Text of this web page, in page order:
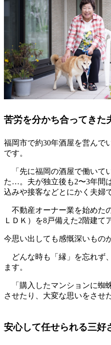
苦労を分かち合ってきた
福岡市で約30年酒屋を営んで
です。
「先に福岡の酒屋で働いて
た…。夫が独立後も2〜3年間
込みや接客などとにかく夫婦
不動産オーナー業を始めた
ＬＤＫ）を8戸備えた2階建て
今思い出しても感慨深いもの
どんな時も「縁」を忘れず
ます。
「購入したマンションに蜘
させたり、大変な思いをさせ
安心して任せられる三好